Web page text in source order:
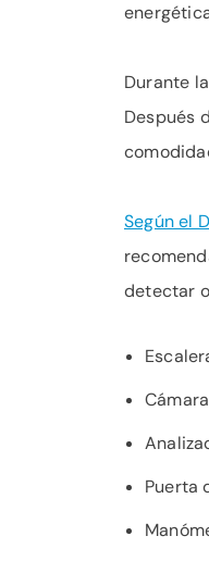
Durante
Después
Según el
detectar
Puerta